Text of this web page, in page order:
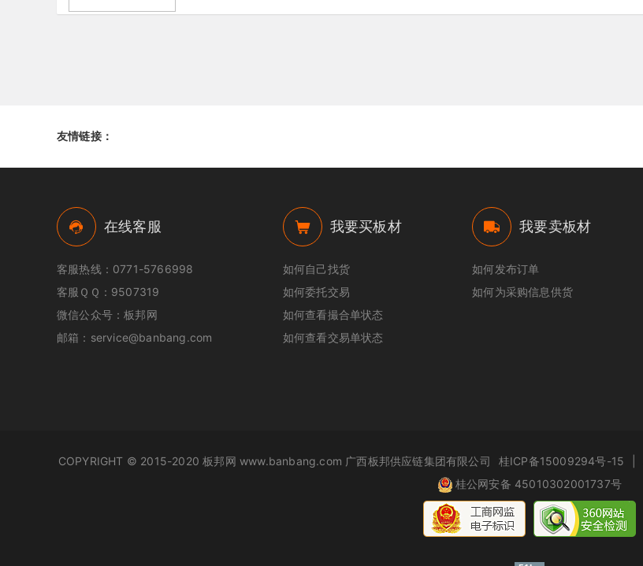
友情链接：
在线客服
客服热线：0771-5766998
客服ＱＱ：9507319
微信公众号：板邦网
邮箱：service@banbang.com
我要买板材
如何自己找货
如何委托交易
如何查看撮合单状态
如何查看交易单状态
我要卖板材
如何发布订单
如何为采购信息供货
COPYRIGHT © 2015-2020 板邦网 www.banbang.com 广西板邦供应链集团有限公司 桂ICP备15009294号-15
桂公网安备 45010302001737号